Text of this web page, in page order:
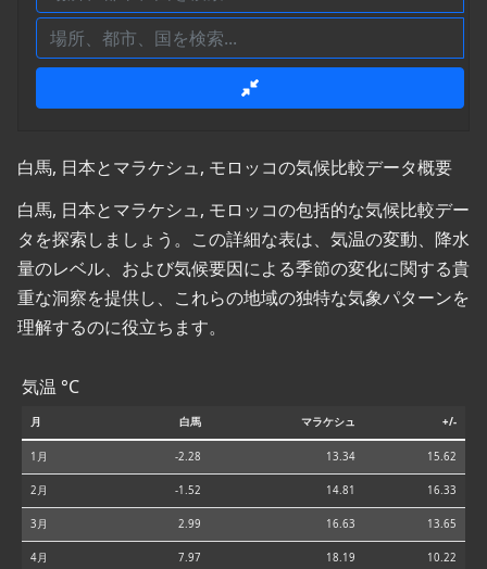
白馬, 日本とマラケシュ, モロッコの気候比較データ概要
白馬, 日本とマラケシュ, モロッコの包括的な気候比較デー
タを探索しましょう。この詳細な表は、気温の変動、降水
量のレベル、および気候要因による季節の変化に関する貴
重な洞察を提供し、これらの地域の独特な気象パターンを
理解するのに役立ちます。
気温 °C
月 白馬 マラケシュ +/-
1月 -2.28 13.34 15.62
2月 -1.52 14.81 16.33
3月 2.99 16.63 13.65
4月 7.97 18.19 10.22